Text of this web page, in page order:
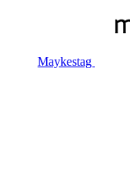
Maykestag